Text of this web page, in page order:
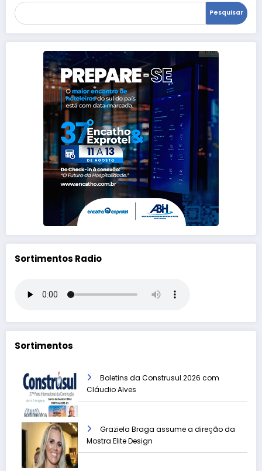
Pesquisar
Sortimentos Radio
Sortimentos
Boletins da Construsul 2026 com
Cláudio Alves
Graziela Braga assume a direção da
Mostra Elite Design